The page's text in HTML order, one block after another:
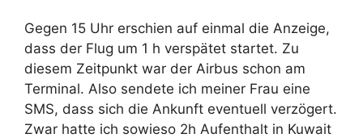
Gegen 15 Uhr erschien auf einmal die Anzeige,
dass der Flug um 1 h verspätet startet. Zu
diesem Zeitpunkt war der Airbus schon am
Terminal. Also sendete ich meiner Frau eine
SMS, dass sich die Ankunft eventuell verzögert.
Zwar hatte ich sowieso 2h Aufenthalt in Kuwait